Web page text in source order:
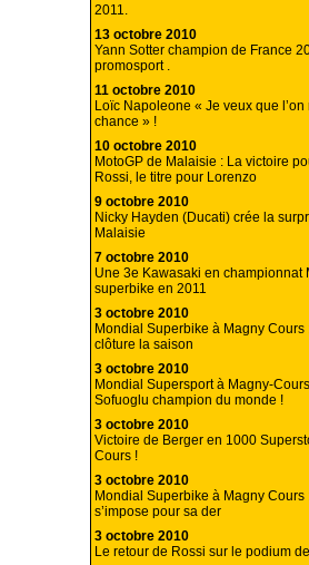
2011.
13 octobre 2010
Yann Sotter champion de France
promosport .
11 octobre 2010
Loïc Napoleone « Je veux que
chance » !
10 octobre 2010
MotoGP de Malaisie : La victoire
Rossi, le titre pour Lorenzo
9 octobre 2010
Nicky Hayden (Ducati) crée la
Malaisie
7 octobre 2010
Une 3e Kawasaki en championnat
superbike en 2011
3 octobre 2010
Mondial Superbike à Magny Cours
clôture la saison
3 octobre 2010
Mondial Supersport à Magny-
Sofuoglu champion du monde !
3 octobre 2010
Victoire de Berger en 1000
Cours !
3 octobre 2010
Mondial Superbike à Magny Cours
s’impose pour sa der
3 octobre 2010
Le retour de Rossi sur le podium